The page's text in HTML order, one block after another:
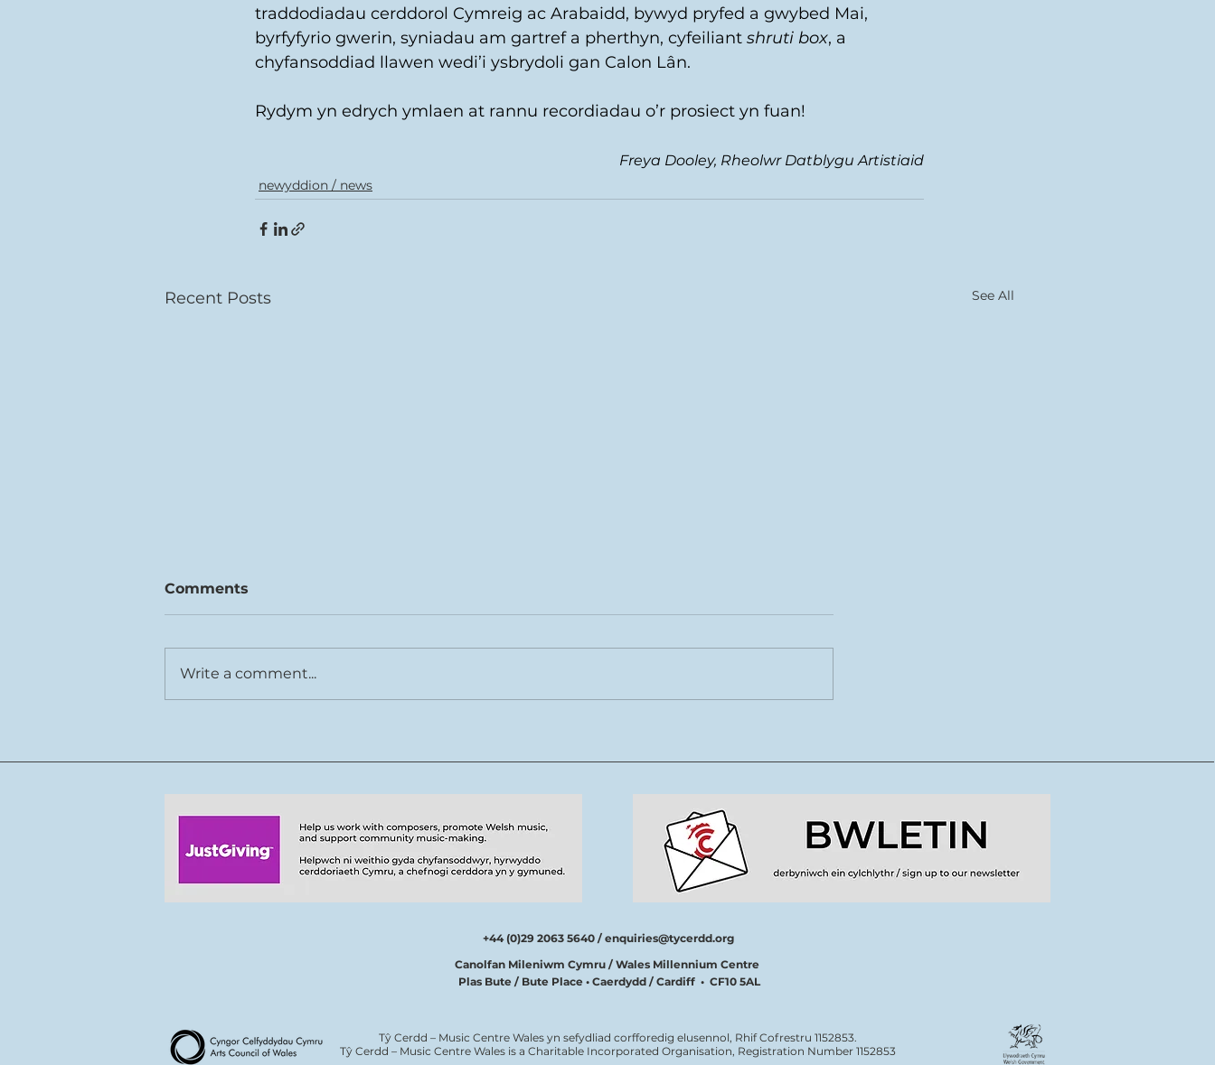
traddodiadau cerddorol Cymreig ac Arabaidd, bywyd pryfed a gwybed Mai,
byrfyfyrio gwerin, syniadau am gartref a pherthyn, cyfeiliant shruti box, a
chyfansoddiad llawen wedi’i ysbrydoli gan Calon Lân.
Rydym yn edrych ymlaen at rannu recordiadau o’r prosiect yn fuan!
Freya Dooley, Rheolwr Datblygu Artistiaid
newyddion / news
Recent Posts See All
cerddoriaeth
Comments
Write a comment...
+44 (0)29 2063 5640 / enquiries@tycerdd.org
Canolfan Mileniwm Cymru / Wales Millennium Centre
Plas Bute / Bute Place • Caerdydd / Cardiff • CF10 5AL
Tŷ Cerdd – Music Centre Wales yn sefydliad corfforedig elusennol, Rhif Cofrestru 1152853.
Tŷ Cerdd – Music Centre Wales is a Charitable Incorporated Organisation, Registration Number 1152853